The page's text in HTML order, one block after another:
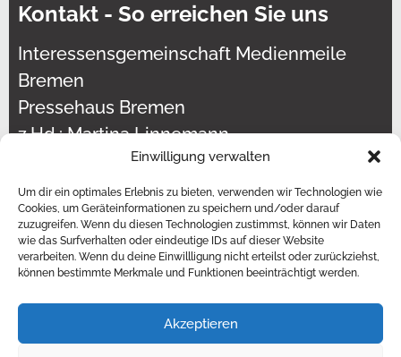
Einwilligung verwalten
Um dir ein optimales Erlebnis zu bieten, verwenden wir Technologien wie
Cookies, um Geräteinformationen zu speichern und/oder darauf
zuzugreifen. Wenn du diesen Technologien zustimmst, können wir Daten
wie das Surfverhalten oder eindeutige IDs auf dieser Website
verarbeiten. Wenn du deine Einwillligung nicht erteilst oder zurückziehst,
können bestimmte Merkmale und Funktionen beeinträchtigt werden.
Akzeptieren
Kontakt - So erreichen Sie uns
Interessensgemeinschaft Medienmeile
Bremen
Pressehaus Bremen
z.Hd.: Martina Linnemann
Martinistraße 43
28195 Bremen
E-Mail:
kontakt@medienmeile-bremen.de